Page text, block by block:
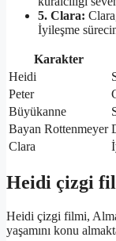
5. Clara:
İyileşme
Karakter
Heidi
Peter
Büyükanne
Bayan Rottenmeyer
Clara
Heidi çizgi
Heidi çizgi filmi,
yaşamını konu